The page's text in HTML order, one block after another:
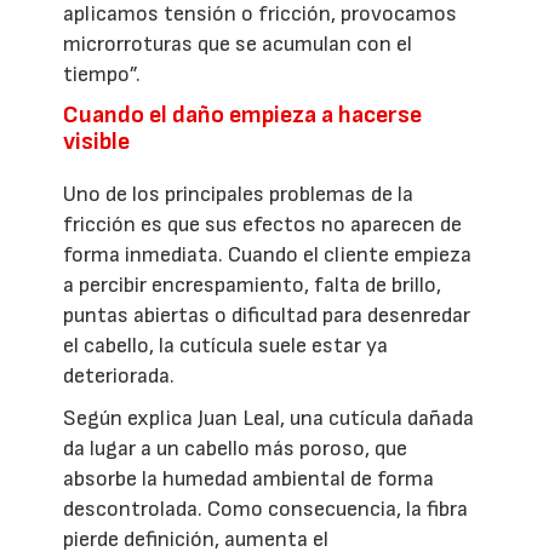
aplicamos tensión o fricción, provocamos
microrroturas que se acumulan con el
tiempo”.
Cuando el daño empieza a hacerse
visible
Uno de los principales problemas de la
fricción es que sus efectos no aparecen de
forma inmediata. Cuando el cliente empieza
a percibir encrespamiento, falta de brillo,
puntas abiertas o dificultad para desenredar
el cabello, la cutícula suele estar ya
deteriorada.
Según explica Juan Leal, una cutícula dañada
da lugar a un cabello más poroso, que
absorbe la humedad ambiental de forma
descontrolada. Como consecuencia, la fibra
pierde definición, aumenta el